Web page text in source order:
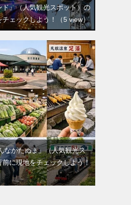
ド』（人気観光スポット）の
ェックしよう！
（5 view）
なかたぬま』（人気観光ス
に現地をチェックしよう！